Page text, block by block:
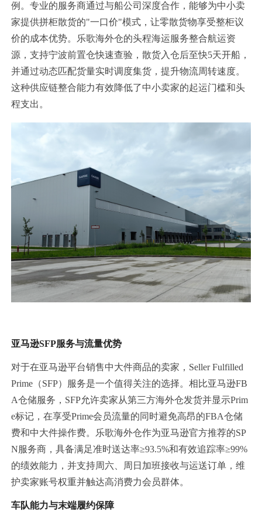
例。专业的服务商通过与船公司深度合作，能够为中小卖
家提供拼柜散货的"一口价"模式，让零散货物享受整柜议
价的成本优势。乐歌海外仓的头程海运服务整合航运资
源，支持宁波前置仓快速查验，散货入仓后至快5天开船，
并通过动态匹配货量实时调度集货，提升物流周转速度。
这种供应链整合能力有效降低了中小卖家的起运门槛和头
程支出。
亚马逊SFP服务与流量优势
对于在亚马逊平台销售中大件商品的卖家，Seller Fulfilled
Prime（SFP）服务是一个值得关注的选择。相比亚马逊FB
A仓储服务，SFP允许卖家从第三方海外仓发货并显示Prim
e标记，在享受Prime会员流量的同时避免高昂的FBA仓储
费和中大件操作费。乐歌海外仓作为亚马逊官方推荐的SP
N服务商，具备满足准时送达率≥93.5%和有效追踪率≥99%
的绩效能力，并支持周六、周日加班接收与运送订单，维
护卖家账号权重并触达高消费力会员群体。
车队能力与末端履约保障